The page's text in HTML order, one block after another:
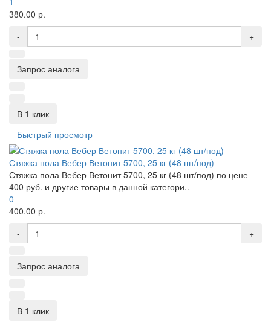
380.00 р.
-
+
Запрос аналога
В 1 клик
Быстрый просмотр
Стяжка пола Вебер Ветонит 5700, 25 кг (48 шт/под)
Стяжка пола Вебер Ветонит 5700, 25 кг (48 шт/под) по цене
400 руб. и другие товары в данной категори..
0
400.00 р.
-
+
Запрос аналога
В 1 клик